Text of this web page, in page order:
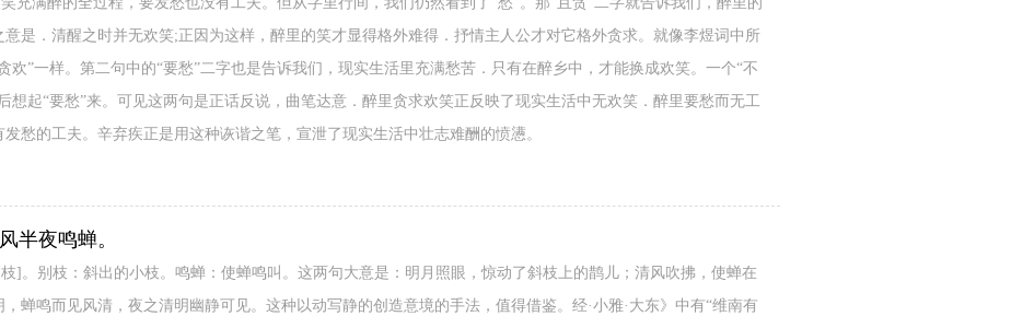
是．清醒之时并无欢笑;正因为这样，醉里的笑才显得格外难得．抒情主人公才对它格外贪求。就像李煜词中所
欢”一样。第二句中的“要愁”二字也是告诉我们，现实生活里充满愁苦．只有在醉乡中，才能换成欢笑。一个“不
想起“要愁”来。可见这两句是正话反说，曲笔达意．醉里贪求欢笑正反映了现实生活中无欢笑．醉里要愁而无工
愁的工夫。辛弃疾正是用这种诙谐之笔，宣泄了现实生活中壮志难酬的愤懑。
半夜鸣蝉。
]。别枝：斜出的小枝。鸣蝉：使蝉鸣叫。这两句大意是：明月照眼，惊动了斜枝上的鹊儿；清风吹拂，使蝉在
蝉鸣而见风清，夜之清明幽静可见。这种以动写静的创造意境的手法，值得借鉴。经·小雅·大东》中有“维南有